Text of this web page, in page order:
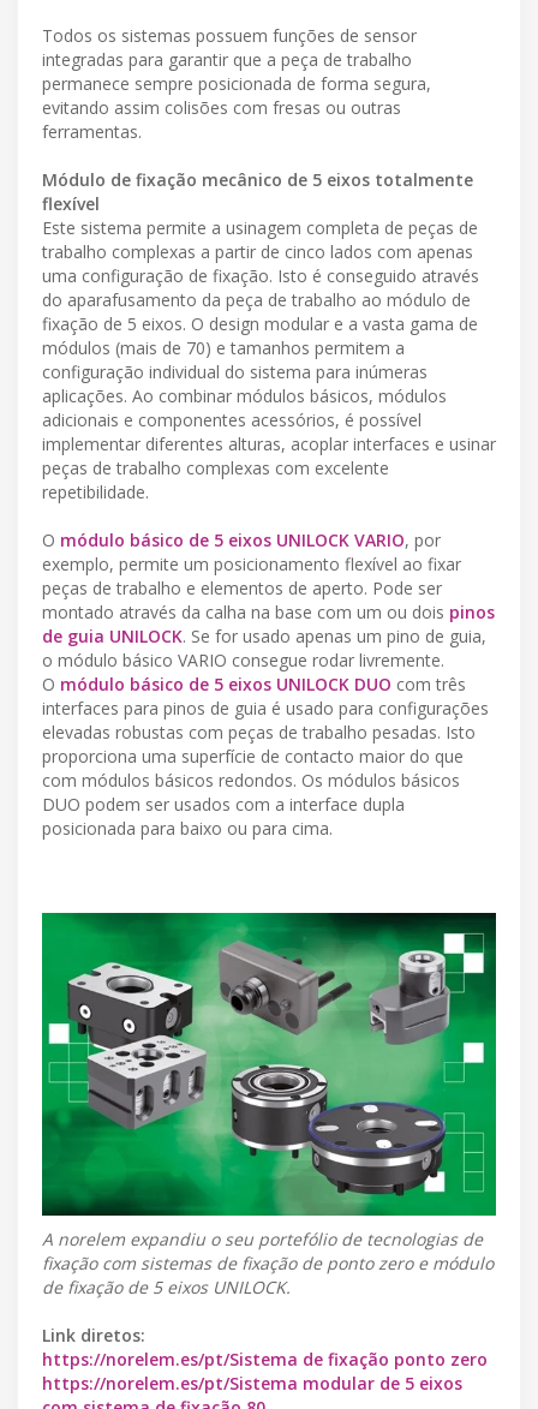
Todos os sistemas possuem funções de sensor
integradas para garantir que a peça de trabalho
permanece sempre posicionada de forma segura,
evitando assim colisões com fresas ou outras
ferramentas.
Módulo de fixação mecânico de 5 eixos totalmente
flexível
Este sistema permite a usinagem completa de peças de
trabalho complexas a partir de cinco lados com apenas
uma configuração de fixação. Isto é conseguido através
do aparafusamento da peça de trabalho ao módulo de
fixação de 5 eixos. O design modular e a vasta gama de
módulos (mais de 70) e tamanhos permitem a
configuração individual do sistema para inúmeras
aplicações. Ao combinar módulos básicos, módulos
adicionais e componentes acessórios, é possível
implementar diferentes alturas, acoplar interfaces e usinar
peças de trabalho complexas com excelente
repetibilidade.
O módulo básico de 5 eixos UNILOCK VARIO, por
exemplo, permite um posicionamento flexível ao fixar
peças de trabalho e elementos de aperto. Pode ser
montado através da calha na base com um ou dois pinos
de guia UNILOCK. Se for usado apenas um pino de guia,
o módulo básico VARIO consegue rodar livremente.
O módulo básico de 5 eixos UNILOCK DUO com três
interfaces para pinos de guia é usado para configurações
elevadas robustas com peças de trabalho pesadas. Isto
proporciona uma superfície de contacto maior do que
com módulos básicos redondos. Os módulos básicos
DUO podem ser usados com a interface dupla
posicionada para baixo ou para cima.
A norelem expandiu o seu portefólio de tecnologias de
fixação com sistemas de fixação de ponto zero e módulo
de fixação de 5 eixos UNILOCK.
Link diretos:
https://norelem.es/pt/Sistema de fixação ponto zero
https://norelem.es/pt/Sistema modular de 5 eixos